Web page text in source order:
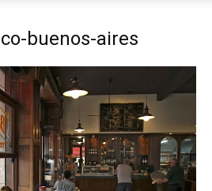
buenos-aires